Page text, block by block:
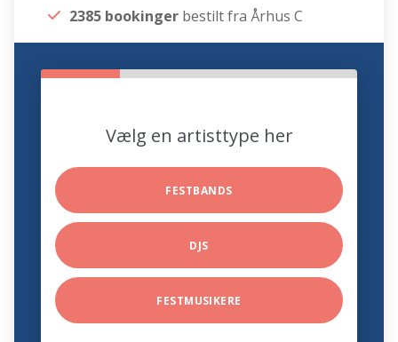
2385 bookinger bestilt fra Århus C
Vælg en artisttype her
FESTBANDS
DJS
FESTMUSIKERE